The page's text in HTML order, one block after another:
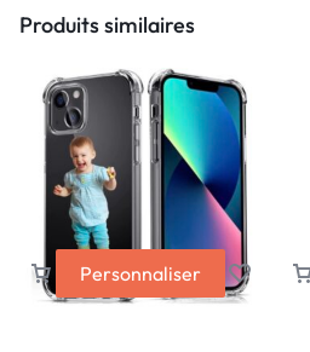
Produits similaires
Personnaliser